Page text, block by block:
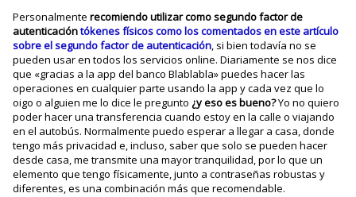
Personalmenterecomiendo utilizar como segundo factor de
autenticacióntókenes físicos como los comentados en este artículo
sobre el segundo factor de autenticación, si bien todavía no se
pueden usar en todos los servicios online. Diariamente se nos dice
que «gracias a la app del banco Blablabla» puedes hacer las
operaciones en cualquier parte usando la app y cada vez que lo
oigo o alguien me lo dice le pregunto ¿y eso es bueno?Yo no quiero
poder hacer una transferencia cuando estoy en la calle o viajando
en el autobús. Normalmente puedo esperar a llegar a casa, donde
tengo más privacidad e, incluso, saber que solo se pueden hacer
desde casa, me transmite una mayor tranquilidad, por lo que un
elemento que tengo físicamente, junto a contraseñas robustas y
diferentes, es una combinación más que recomendable.